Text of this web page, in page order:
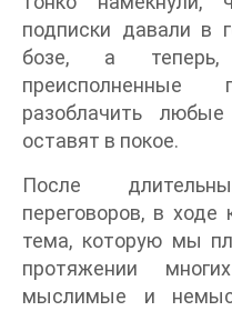
подписки давали в
бозе, а
преисполненные
разоблачить
оставят в покое.
После
переговоров, в
тема, которую мы
протяжении
мыслимые и